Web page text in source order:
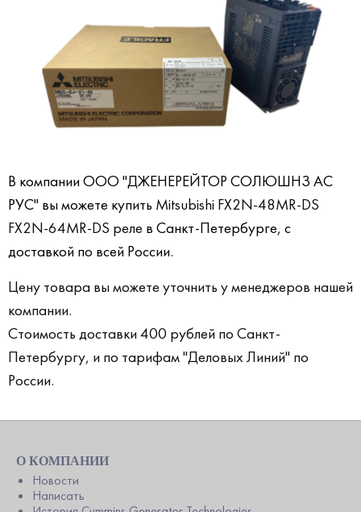
В компании ООО "ДЖЕНЕРЕЙТОР СОЛЮШНЗ АС
РУС" вы можете купить Mitsubishi FX2N-48MR-DS
FX2N-64MR-DS реле в Санкт-Петербурге, с
доставкой по всей России.
Цену товара вы можете уточнить у менеджеров нашей
компании.
Стоимость доставки 400 рублей по Санкт-
Петербургу, и по тарифам "Деловых Линий" по
России.
О КОМПАНИИ
Новости
Написать